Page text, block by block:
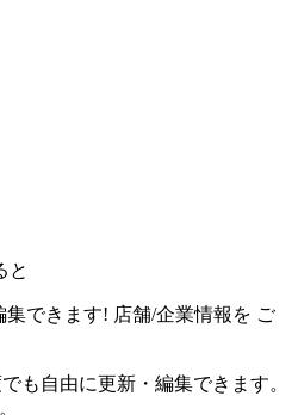
と
集できます! 店舗/企業情報を ご
も自由に更新・編集できます。